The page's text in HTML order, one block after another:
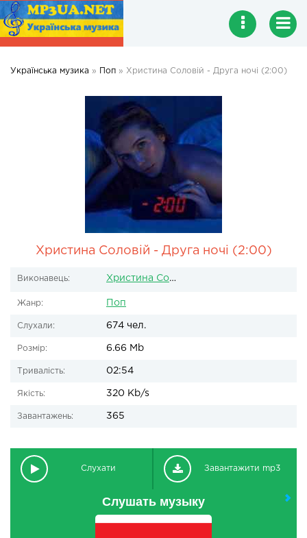
Українська музика » Поп » Христина Соловій - Друга ночі (2:00)
Христина Соловій - Друга ночі (2:00)
Виконавець: Христина Соловій
Жанр: Поп
Слухали: 674 чел.
Розмір: 6.66 Mb
Тривалість: 02:54
Якість: 320 Kb/s
Завантажень: 365
Слухати Завантажити mp3
Слушать музыку